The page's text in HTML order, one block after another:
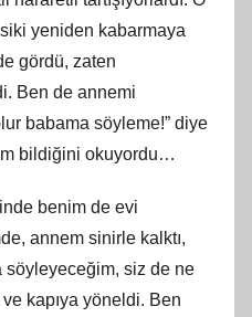
yeniden kabarmaya
gördü, zaten
Ben de annemi
babama söyleme!” diye
bildiğini okuyordu…
benim de evi
annem sinirle kalktı,
söyleyeceğim, siz de ne
kapıya yöneldi. Ben